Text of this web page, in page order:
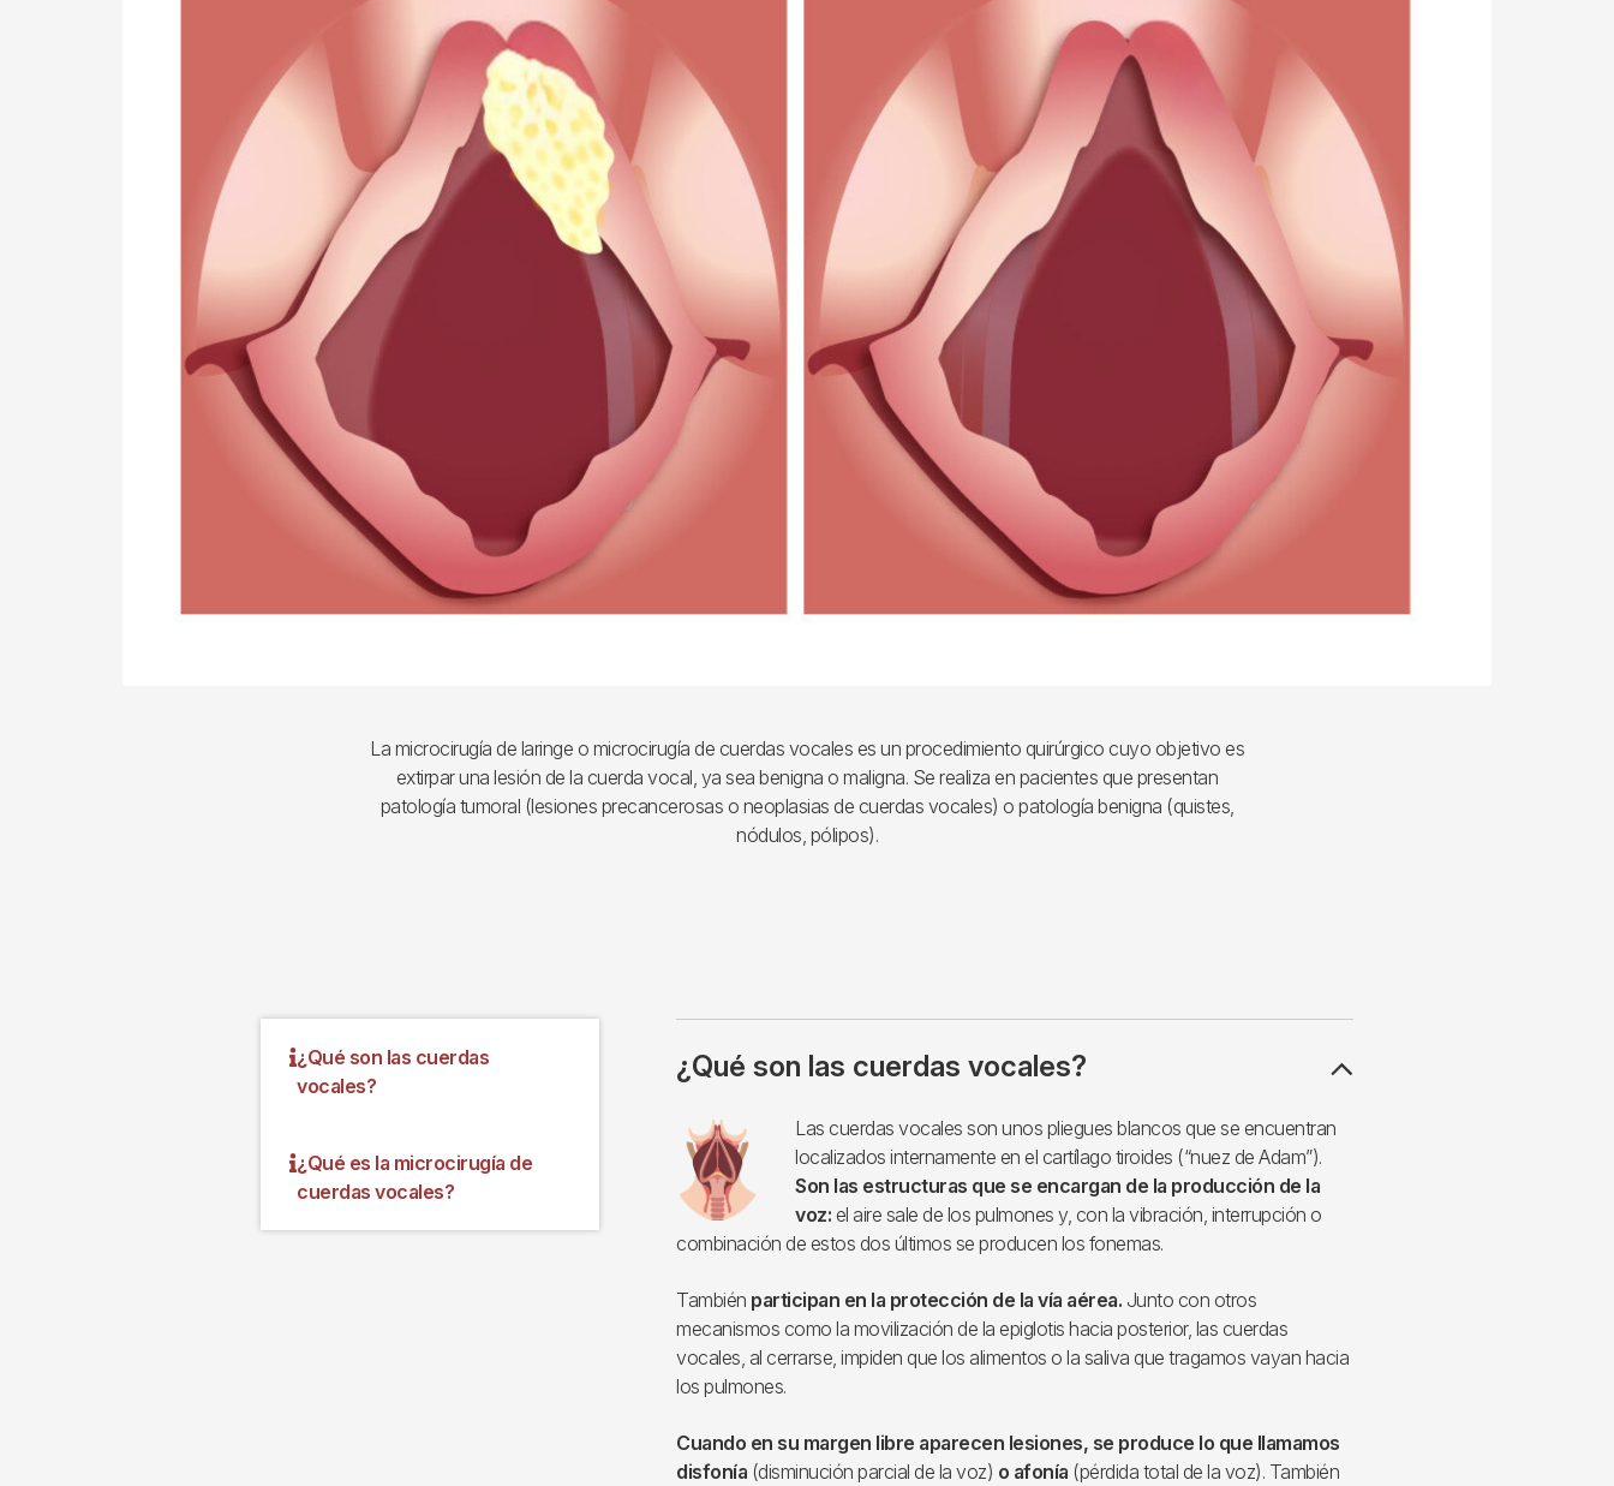
La microcirugía de laringe o microcirugía de cuerdas vocales es un procedimiento quirúrgico cuyo objetivo es
extirpar una lesión de la cuerda vocal, ya sea benigna o maligna. Se realiza en pacientes que presentan
patología tumoral (lesiones precancerosas o neoplasias de cuerdas vocales) o patología benigna (quistes,
nódulos, pólipos).
¿Qué son las cuerdas
vocales?
¿Qué es la microcirugía de
cuerdas vocales?
¿Qué son las cuerdas vocales?
Imagen
Las cuerdas vocales son unos pliegues blancos que se encuentran
localizados internamente en el cartílago tiroides (“nuez de Adam”).
Son las estructuras que se encargan de la producción de la
voz: el aire sale de los pulmones y, con la vibración, interrupción o
combinación de estos dos últimos se producen los fonemas.
También participan en la protección de la vía aérea. Junto con otros
mecanismos como la movilización de la epiglotis hacia posterior, las cuerdas
vocales, al cerrarse, impiden que los alimentos o la saliva que tragamos vayan hacia
los pulmones.
Cuando en su margen libre aparecen lesiones, se produce lo que llamamos
disfonía (disminución parcial de la voz) o afonía (pérdida total de la voz). También